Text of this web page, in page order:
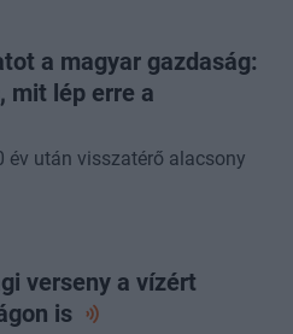
a magyar gazdaság:
mit lép erre a
év után visszatérő alacsony
verseny a vízért
is